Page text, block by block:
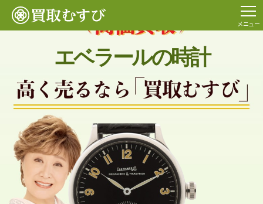
メニュー
エベラールの時計